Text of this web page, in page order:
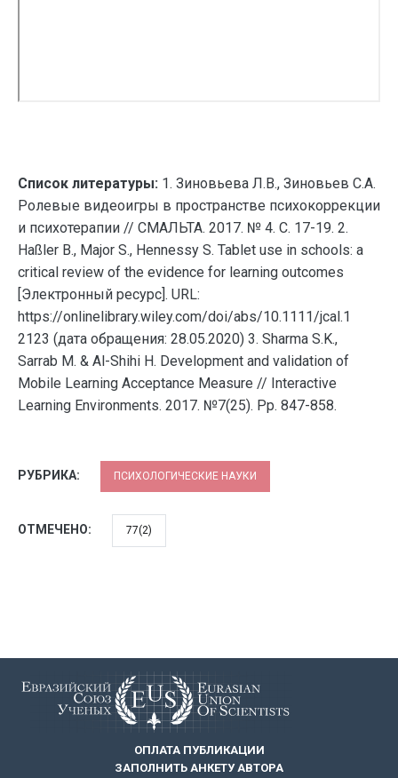
Список литературы: 1. Зиновьева Л.В., Зиновьев С.А.
Ролевые видеоигры в пространстве психокоррекции
и психотерапии // СМАЛЬТА. 2017. № 4. С. 17-19. 2.
Haßler B., Major S., Hennessy S. Tablet use in schools: a
critical review of the evidence for learning outcomes
[Электронный ресурс]. URL:
https://onlinelibrary.wiley.com/doi/abs/10.1111/jcal.1
2123 (дата обращения: 28.05.2020) 3. Sharma S.K.,
Sarrab M. & Al-Shihi H. Development and validation of
Mobile Learning Acceptance Measure // Interactive
Learning Environments. 2017. №7(25). Pp. 847-858.
РУБРИКА: ПСИХОЛОГИЧЕСКИЕ НАУКИ
ОТМЕЧЕНО: 77(2)
ОПЛАТА ПУБЛИКАЦИИ
ЗАПОЛНИТЬ АНКЕТУ АВТОРА